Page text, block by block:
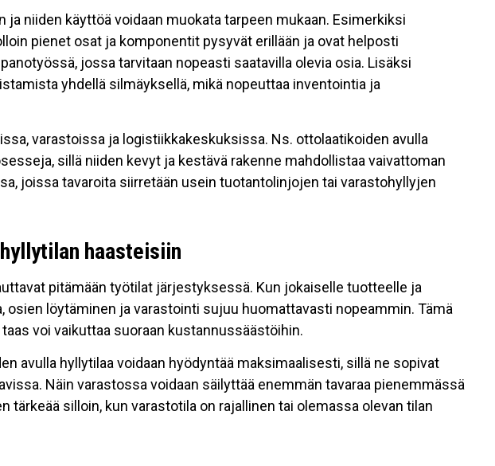
niiden käyttöä voidaan muokata tarpeen mukaan. Esimerkiksi
pienet osat ja komponentit pysyvät erillään ja ovat helposti
jossa tarvitaan nopeasti saatavilla olevia osia. Lisäksi
yhdellä silmäyksellä, mikä nopeuttaa inventointia ja
varastoissa ja logistiikkakeskuksissa. Ns. ottolaatikoiden avulla
sillä niiden kevyt ja kestävä rakenne mahdollistaa vaivattoman
joissa tavaroita siirretään usein tuotantolinjojen tai varastohyllyjen
haasteisiin
pitämään työtilat järjestyksessä. Kun jokaiselle tuotteelle ja
löytäminen ja varastointi sujuu huomattavasti nopeammin. Tämä
voi vaikuttaa suoraan kustannussäästöihin.
avulla hyllytilaa voidaan hyödyntää maksimaalisesti, sillä ne sopivat
Näin varastossa voidaan säilyttää enemmän tavaraa pienemmässä
tärkeää silloin, kun varastotila on rajallinen tai olemassa olevan tilan